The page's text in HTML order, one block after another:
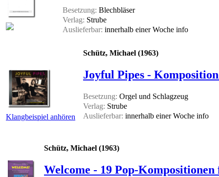
Besetzung: Blechbläser
Verlag: Strube
Auslieferbar: innerhalb einer Woche info
Klangbeispiel anhören
Schütz, Michael (1963)
Joyful Pipes -
Besetzung: Orgel und Schlagzeug
Verlag: Strube
Auslieferbar: innerhalb einer Woche info
Schütz, Michael (1963)
Welcome - 19 Pop-